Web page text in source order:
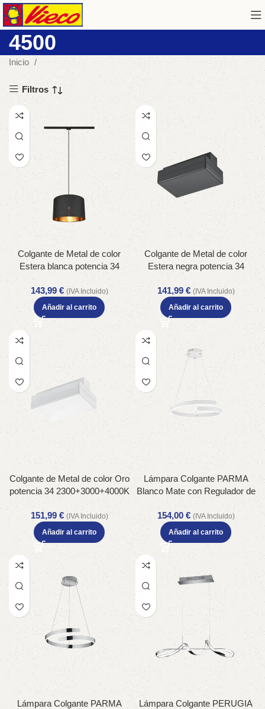
4500
Inicio
Filtros
Colgante de Metal de color
Estera blanca potencia 34
2300+3000+4000K IP20
143,99€ (IVA Incluido)
Añadir al carrito
Colgante de Metal de color
Estera negra potencia 34
2300+3000+4000K IP20
141,99 € (IVA Incluido)
Añadir al carrito
Colgante de Metal de color Oro
potencia 34 2300+3000+4000K
IP20
151,99 € (IVA Incluido)
Añadir al carrito
Lámpara Colgante PARMA
Blanco Mate con Regulador de
Intensidad y Tecnología LED –
Color: Estera blanca –
Material: Metal – Tipo de Luz:
LED – Lúmenes: 4500 –
Temperatura: 4000K
154,00 € (IVA Incluido)
Añadir al carrito
Lámpara Colgante PARMA
Lámpara Colgante PERUGIA